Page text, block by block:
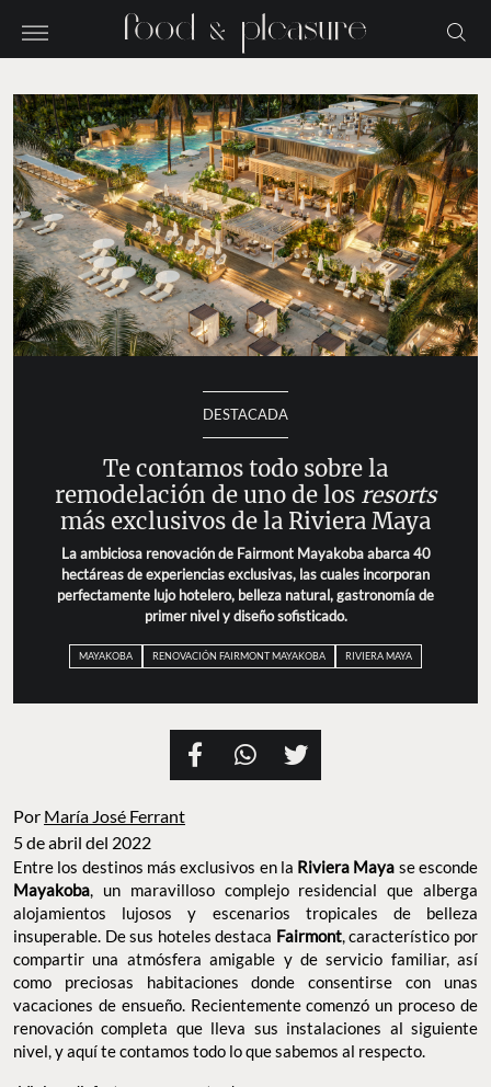
DESTACADA
Te contamos todo sobre la
remodelación de uno de los resorts
más exclusivos de la Riviera Maya
La ambiciosa renovación de Fairmont Mayakoba abarca 40
hectáreas de experiencias exclusivas, las cuales incorporan
perfectamente lujo hotelero, belleza natural, gastronomía de
primer nivel y diseño sofisticado.
MAYAKOBA RENOVACIÓN FAIRMONT MAYAKOBA RIVIERA MAYA
Por María José Ferrant
5 de abril del 2022
Entre los destinos más exclusivos en la Riviera Maya se esconde
Mayakoba , un maravilloso complejo residencial que alberga
alojamientos lujosos y escenarios tropicales de belleza
insuperable. De sus hoteles destaca Fairmont, característico por
compartir una atmósfera amigable y de servicio familiar, así
como preciosas habitaciones donde consentirse con unas
vacaciones de ensueño. Recientemente comenzó un proceso de
renovación completa que lleva sus instalaciones al siguiente
nivel, y aquí te contamos todo lo que sabemos al respecto.